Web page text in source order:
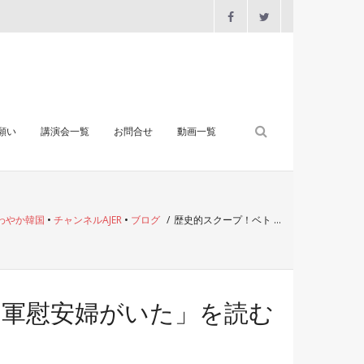
い 講演会一覧 お問合せ 動画一覧
やか韓国 • チャンネルAJER • ブログ / 歴史的スクープ！ベト …
慰安婦がいた」を読む